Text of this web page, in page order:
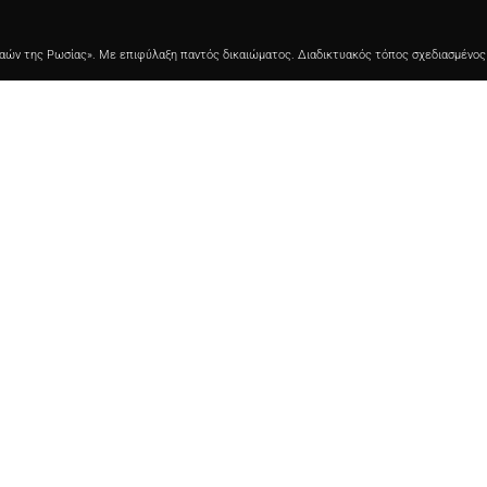
της Ρωσίας». Με επιφύλαξη παντός δικαιώματος. Διαδικτυακός τόπος